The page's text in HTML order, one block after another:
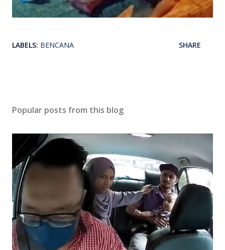
LABELS: BENCANA SHARE
Popular posts from this blog